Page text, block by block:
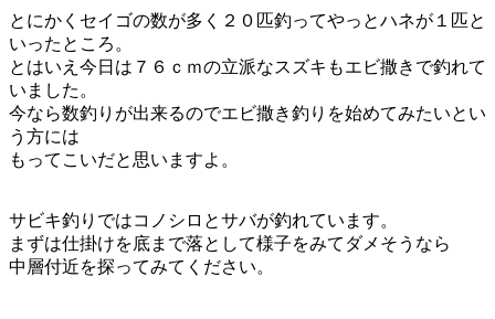
とにかくセイゴの数が多く２０匹釣ってやっとハネが１匹と
いったところ。
とはいえ今日は７６ｃｍの立派なスズキもエビ撒きで釣れて
いました。
今なら数釣りが出来るのでエビ撒き釣りを始めてみたいとい
う方には
もってこいだと思いますよ。
サビキ釣りではコノシロとサバが釣れています。
まずは仕掛けを底まで落として様子をみてダメそうなら
中層付近を探ってみてください。